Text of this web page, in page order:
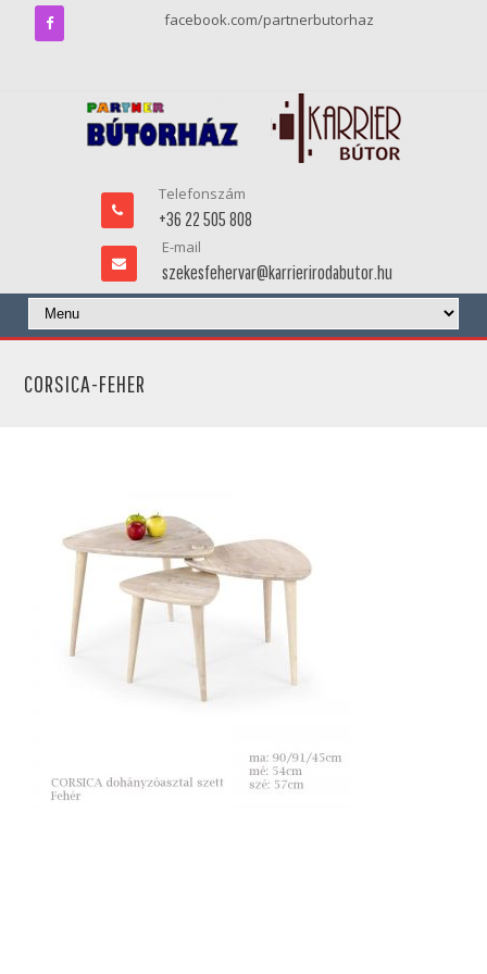
facebook.com/partnerbutorhaz
Telefonszám
+36 22 505 808
E-mail
szekesfehervar@karrierirodabutor.hu
CORSICA-FEHER